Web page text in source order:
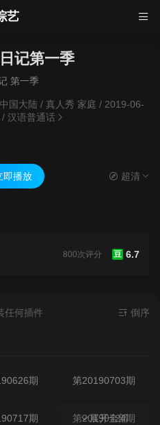
艺
记第一季
第一季
中国大陆 / 真人秀 家庭/ 2019-06-
/ 汉语普通话
即播放 超清
豆 6.7
800次评分
何插件 倒序
期 第20190703期
期 第20190724期
展开全部